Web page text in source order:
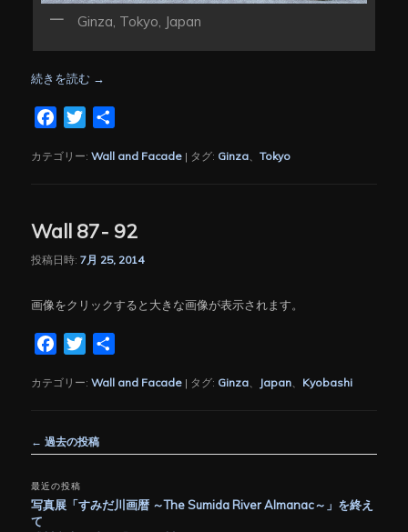
Ginza, Tokyo, Japan
続きを読む →
FacebookTwitter
カテゴリー: Wall and Facade | タグ: Ginza、Tokyo
Wall 87- 92
投稿日時:7月 25, 2014
画像をクリックすると大きな画像が表示されます。
FacebookTwitter
カテゴリー: Wall and Facade | タグ: Ginza Japan Kyobashi
稿
ビ
ゲ
ー
← 過去の投稿
最近の投稿
写真展「すみだ川画暦 ～The Sumida River Almanac～」を終え
て